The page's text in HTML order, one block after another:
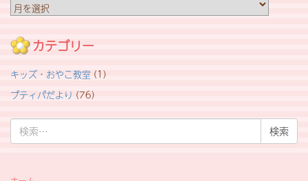
去
お
知
ら
カテゴリー
キッズ・おやこ教室 (1)
プティパだより (76)
検
索: